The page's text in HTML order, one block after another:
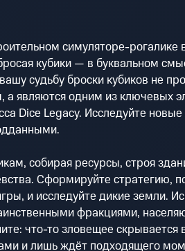
симуляторе-рогалике
кубики — в буквальном
судьбу броски кубиков не
а являются одним из ключевых
Dice Legacy. Исследуйте
собирая ресурсы, строя
Сформируйте стратегию,
и исследуйте дикие земли.
фракциями,
что-то зловещее скрывается
и лишь ждёт подходящего